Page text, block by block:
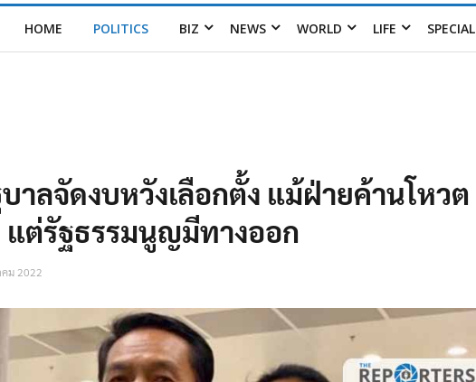
HOME POLITICS BIZ NEWS WORLD LIFE SPECIAL
บาลจัดงบหวังเลือกตั้ง แม้ฝ่ายค้านโหวต
แต่รัฐธรรมนูญมีทางออก
ม 2022